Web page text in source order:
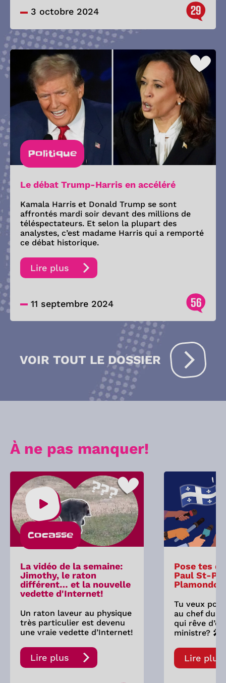
3 octobre 2024 29
Politique
Le débat Trump-Harris en accéléré
Kamala Harris et Donald Trump se sont
affrontés mardi soir devant des millions de
téléspectateurs. Et selon la plupart des
analystes, c’est madame Harris qui a remporté
ce débat historique.
Lire plus
11 septembre 2024 56
VOIR TOUT LE DOSSIER
À ne pas manquer!
Cocasse
La vidéo de la semaine:
Jimothy, le raton
différent… et la nouvelle
vedette d'Internet!
Un raton laveur au physique
très particulier est devenu
une vraie vedette d’Internet!
Lire plus
Pose tes
Paul St-
Tu veux
au chef du
qui rêve
ministre? 🎤
Lire plus